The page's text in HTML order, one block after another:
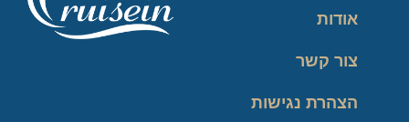
אודות
צור קשר
הצהרת נגישות